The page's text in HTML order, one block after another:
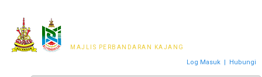
MAJLIS PERBANDARAN KAJANG
Log Masuk | Hubungi